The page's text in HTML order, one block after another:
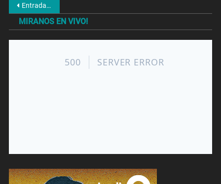
Navegación
de
entradas
Entradas anteriores
MIRANOS EN VIVO!